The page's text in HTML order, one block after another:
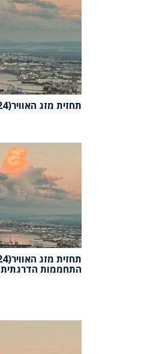
תחזית מזג האוויר(17/07/24): חם מהרגיל לעונה
התחממות הדרגתית